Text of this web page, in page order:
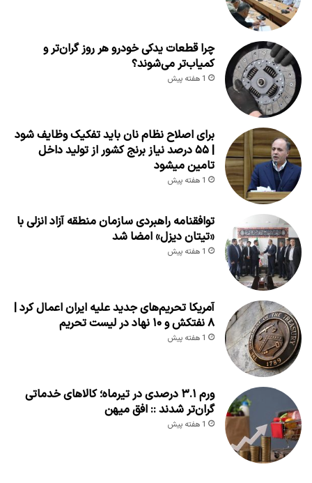
چرا قطعات یدکی خودرو هر روز گران‌تر و
کمیاب‌تر می‌شوند؟
1 هفته پیش
برای اصلاح نظام نان باید تفکیک وظایف شود
| ۵۵ درصد نیاز برنج کشور از تولید داخل
تامین میشود
1 هفته پیش
توافقنامه راهبردی سازمان منطقه آزاد انزلی با
«تیتان دیزل» امضا شد
1 هفته پیش
آمریکا تحریم‌های جدید علیه ایران اعمال کرد |
۸ نفتکش و ۱۰ نهاد در لیست تحریم
1 هفته پیش
ورم ۳.۱ درصدی در تیرماه؛ کالاهای خدماتی
گران‌تر شدند :: افق میهن
1 هفته پیش